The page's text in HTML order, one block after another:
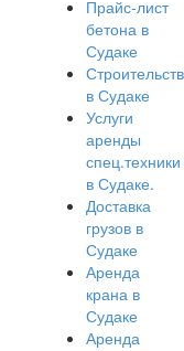
Прайс-лист
бетона в
Судаке
в Судаке
Услуги
аренды
спец.техники
в Судаке.
Доставка
грузов в
Судаке
Аренда
крана в
Судаке
Аренда